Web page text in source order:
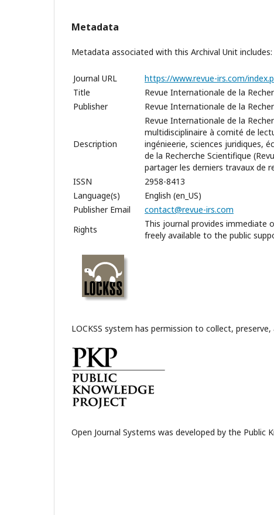
Metadata
Metadata associated with this Archival Unit includes:
Journal URL
https://www.revue-irs.com/
Title
Revue Internationale de la
Publisher
Revue Internationale de la
Description
Revue Internationale de la
multidisciplinaire à comité de
ingénieerie, sciences juridiques,
de la Recherche Scientifique
partager les derniers travaux de
ISSN
2958-8413
Language(s)
English (en_US)
Publisher Email
contact@revue-irs.com
Rights
This journal provides immediate
freely available to the public
LOCKSS system has permission to collect,
Open Journal Systems was developed by the Public